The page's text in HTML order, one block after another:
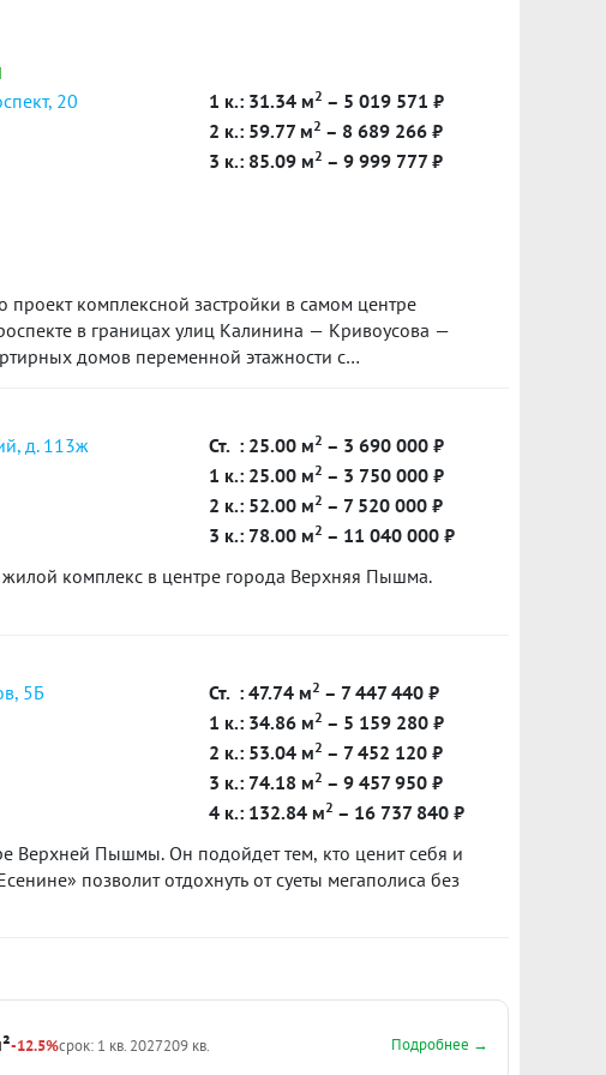
документы и получить положительное
документов квартира бронируется за Вами по
выдаче ипотеки – платная услуга.
20
1 к.: 31.34 м2 – 5 019 571 ₽
2 к.: 59.77 м2 – 8 689 266 ₽
3 к.: 85.09 м2 – 9 999 777 ₽
комплексной застройки в самом центре
в границах улиц Калинина — Кривоусова —
домов переменной этажности с
д. 113ж
Ст. : 25.00 м2 – 3 690 000 ₽
1 к.: 25.00 м2 – 3 750 000 ₽
2 к.: 52.00 м2 – 7 520 000 ₽
3 к.: 78.00 м2 – 11 040 000 ₽
комплекс в центре города Верхняя Пышма.
5Б
Ст. : 47.74 м2 – 7 447 440 ₽
1 к.: 34.86 м2 – 5 159 280 ₽
2 к.: 53.04 м2 – 7 452 120 ₽
3 к.: 74.18 м2 – 9 457 950 ₽
4 к.: 132.84 м2 – 16 737 840 ₽
Верхней Пышмы. Он подойдет тем, кто ценит себя и
позволит отдохнуть от суеты мегаполиса без
-12.5%срок: 1 кв. 2027209 кв. Подробнее →